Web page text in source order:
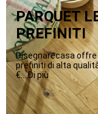
PARQUET
PREFINITI
Disegnarecasa
prefiniti di alta
€....Di più